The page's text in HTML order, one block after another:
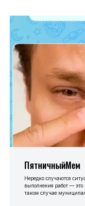
ПятничныйМем
Нередко случаются
выполнения работ —
таком случае